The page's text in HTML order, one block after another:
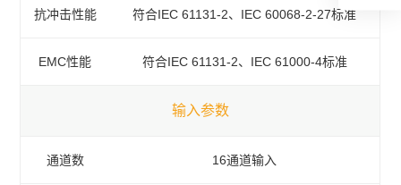
抗冲击性能 符合IEC 61131-2、IEC 60068-2-27标准
EMC性能 符合IEC 61131-2、IEC 61000-4标准
输入参数
通道数 16通道输入